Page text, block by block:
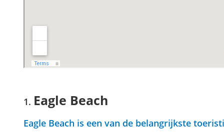
Waar overnachten op Aruba?
Filmpje: Droom alvast over een vakantie op Aruba
Download onze gratis reisgids ABC-eilanden
Eagle Beach
Eagle Beach is een van de belangrijkste